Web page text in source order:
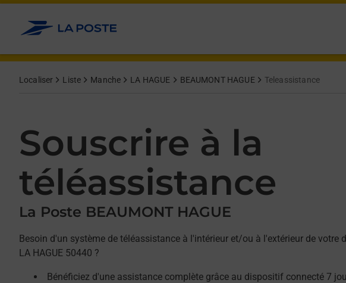
Allez au contenu
Localiser Liste Manche LA HAGUE BEAUMONT HAGUE Teleassistance
Souscrire à la
téléassistance
La Poste BEAUMONT HAGUE
Besoin d'un système de téléassistance à l'intérieur et/ou à l'extérieur de votre
LA HAGUE 50440 ?
Bénéficiez d'une assistance complète grâce au dispositif connecté 7
Afficher ou masquer la réponse
Afficher ou masquer la réponse
Afficher ou masquer la réponse